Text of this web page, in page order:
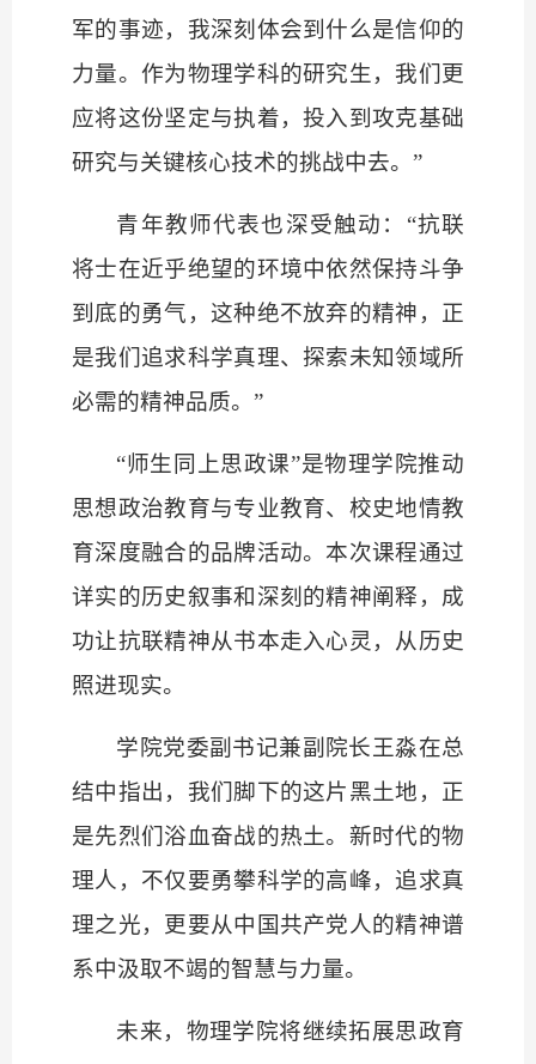
军的事迹，我深刻体会到什么是信仰的
力量。作为物理学科的研究生，我们更
应将这份坚定与执着，投入到攻克基础
研究与关键核心技术的挑战中去。”
青年教师代表也深受触动： “抗联
将士在近乎绝望的环境中依然保持斗争
到底的勇气，这种绝不放弃的精神，正
是我们追求科学真理、探索未知领域所
必需的精神品质。”
“师生同上思政课”是物理学院推动
思想政治教育与专业教育、校史地情教
育深度融合的品牌活动。本次课程通过
详实的历史叙事和深刻的精神阐释，成
功让抗联精神从书本走入心灵，从历史
照进现实。
学院党委副书记兼副院长王淼在总
结中指出，我们脚下的这片黑土地，正
是先烈们浴血奋战的热土。新时代的物
理人，不仅要勇攀科学的高峰，追求真
理之光，更要从中国共产党人的精神谱
系中汲取不竭的智慧与力量。
未来，物理学院将继续拓展思政育